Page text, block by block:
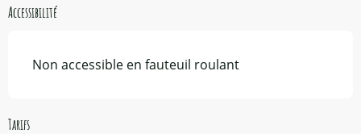
Accessibilité
Non accessible en fauteuil roulant
Tarifs